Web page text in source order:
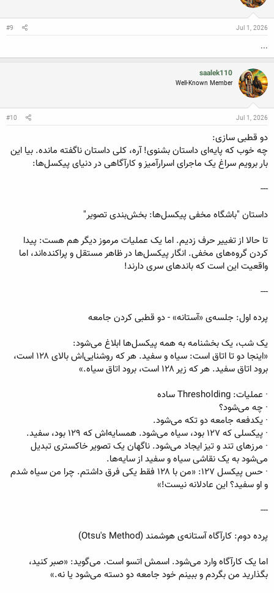
Jul 1, 2026
#9
...
saalek110
Well-Known Member
Jul 1, 2026
#10
دو قطبی سازی:
چه خوب که پایه‌ای داستان بشنوی! آره، کلی داستان ناگفته مانده. بیا این
بار برویم سراغ یک ماجرای اسرارآمیز و کارآگاهی در دنیای پیکسل‌ها:
---
داستان "باشگاه مخفی پیکسل‌ها: بخش‌بندی تصویر"
تا حالا از تغییر حرف زدیم. اما یک عملیات مرموز دیگر هم هست: پیدا
کردن گروه‌های مخفی. انگار پیکسل‌ها در ظاهر مستقل و پراکنده‌اند، اما
واقعیت این است که باندهای سری دارند!
---
پرده اول: جلسه‌ی «آستانه» - دو قطبی کردن جامعه
یک شب، یک بخشنامه به همه پیکسل‌ها ابلاغ می‌شود:
«اینجا دو تا اتاق است: سیاه و سفید. هر که روشنایی‌اش بالای ۱۲۸ است،
برود اتاق سفید. هر که زیر ۱۲۸ است، برود اتاق سیاه.»
· عملیات: Thresholding ساده
· چه می‌شود؟
· یکدفعه جامعه دو تکه می‌شود.
· پیکسلی که ۱۲۷ بود، سیاه می‌شود. همسایه‌اش که ۱۲۹ بود، سفید.
· مرزهای تند و تیز ایجاد می‌شود. ناگهان یک تصویر خاکستری تبدیل
می‌شود به یک نقاشی سیاه و سفید از سایه‌ها.
· حس پیکسل ۱۲۷: «من با ۱۲۸ فقط یکی فرق داشتم. چرا من سیاه شدم
و او سفید؟ این عادلانه نیست!»
---
پرده دوم: کارآگاه آستانه‌ی هوشمند (Otsu's Method)
اما یک کارآگاه وارد می‌شود. اسمش اتسو است. می‌گوید: «صبر کنید،
بگذارید من بگردم و ببینم خود جامعه دو دسته می‌شود یا نه.»